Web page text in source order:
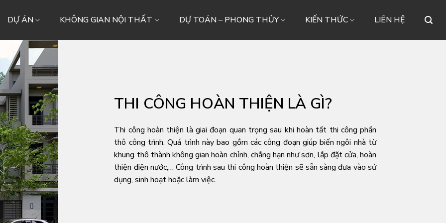
DỰ ÁN KHÔNG GIAN NỘI THẤT DỰ TOÁN – PHONG THỦY KIẾN THỨC LIÊN HỆ
THI CÔNG HOÀN THIỆN LÀ GÌ?
Thi công hoàn thiện là giai đoạn quan trọng sau khi hoàn tất thi công phần
thô công trình. Quá trình này bao gồm các công đoạn giúp biến ngôi nhà từ
khung thô thành không gian hoàn chỉnh, chẳng hạn như sơn, lắp đặt cửa, hoàn
thiện điện nước,… Công trình sau thi công hoàn thiện sẽ sẵn sàng đưa vào sử
dụng, sinh hoạt hoặc làm việc.